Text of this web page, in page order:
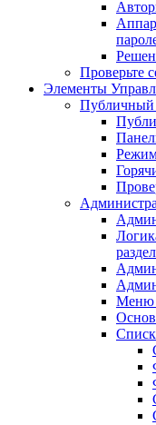
Проверьте
Элементы
Публичный
Меню